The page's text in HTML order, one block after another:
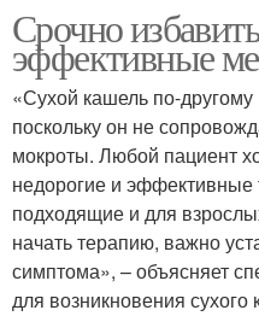
Срочно
эффективные
«Сухой кашель по-
поскольку он не
мокроты. Любой пациент
недорогие и эффективные
подходящие и для
начать терапию, важно
симптома», – объясняет
для возникновения сухого